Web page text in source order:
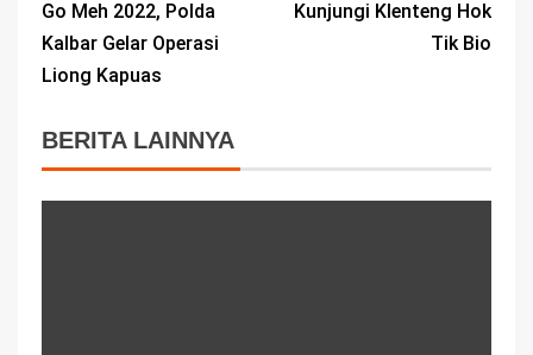
Go Meh 2022, Polda
Kalbar Gelar Operasi
Liong Kapuas
Kunjungi Klenteng Hok
Tik Bio
BERITA LAINNYA